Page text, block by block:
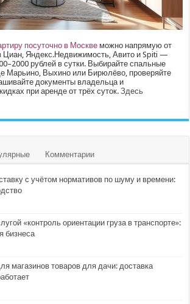
посуточно в Москве можно напрямую от
Циан, Яндекс.Недвижимость, Авито и Spiti —
рублей в сутки. Выбирайте спальные
Марьино, Выхино или Бирюлёво, проверяйте
документы владельца и
при аренде от трёх суток.Здесь
Комментарии
с учётом нормативов по шуму и времени:
«контроль ориентации груза в транспорте»:
бизнеса
магазинов товаров для дачи: доставка